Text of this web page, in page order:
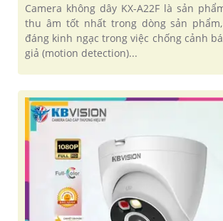
Camera không dây KX-A22F là sản
thu âm tốt nhất trong dòng sản
đáng kinh ngạc trong việc chống cảnh
giả (motion detection)...